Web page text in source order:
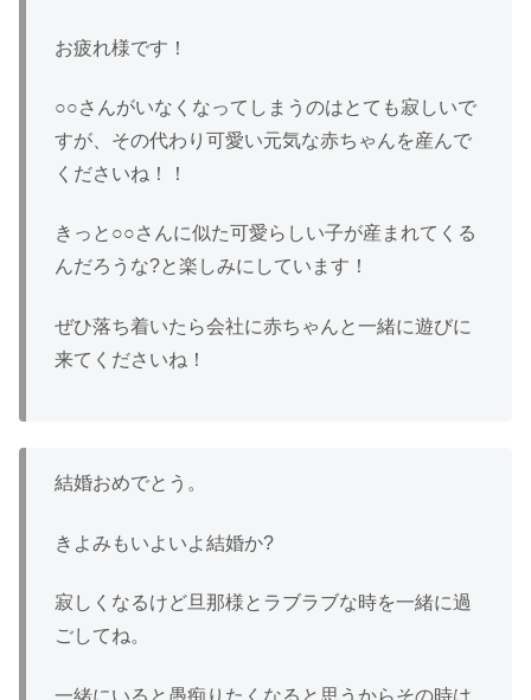
お疲れ様です！
○○さんがいなくなってしまうのはとても寂しいで
すが、その代わり可愛い元気な赤ちゃんを産んで
くださいね！！
きっと○○さんに似た可愛らしい子が産まれてくる
んだろうな?と楽しみにしています！
ぜひ落ち着いたら会社に赤ちゃんと一緒に遊びに
来てくださいね！
結婚おめでとう。
きよみもいよいよ結婚か?
寂しくなるけど旦那様とラブラブな時を一緒に過
ごしてね。
一緒にいると愚痴りたくなると思うからその時は